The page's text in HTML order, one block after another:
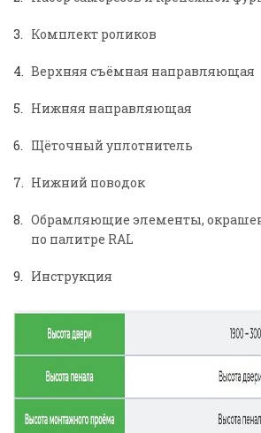
Комплект роликов
Верхняя съёмная направляющая
Нижняя направляющая
Щёточный уплотнитель
Нижний поводок
Обрамляющие элементы,
по палитре RAL
Инструкция